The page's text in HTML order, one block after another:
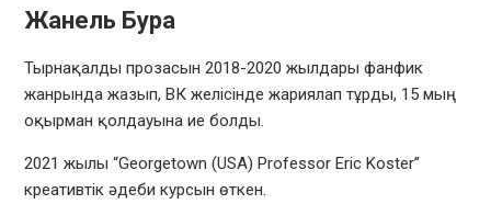
Жанель Бура
Тырнақалды прозасын 2018-2020 жылдары фанфик
жанрында жазып, ВК желісінде жариялап тұрды, 15 мың
оқырман қолдауына ие болды.
2021 жылы “Georgetown (USA) Professor Eric Koster”
креативтік әдеби курсын өткен.